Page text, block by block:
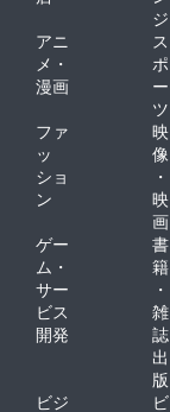
ジ
アニ
メ・
漫画
ス
ポ
ー
ツ
ファ
ッ
ショ
ン
映
像
・
映
画
ゲー
ム・
サー
ビス
開発
書
籍
・
雑
誌
出
版
ビジ
ビ